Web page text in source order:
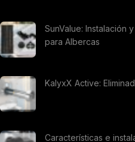
SunValue: Instalación
para Albercas
KalyxX Active:
Características e